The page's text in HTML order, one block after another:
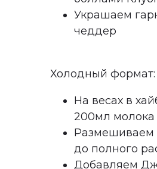
Украшаем
чеддер
Холодный формат:
На весах в
200мл молока
Размешиваем
до полного
Добавляем